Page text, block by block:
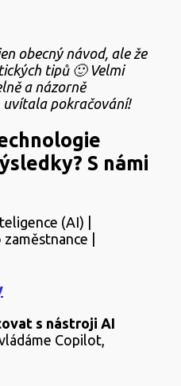
obecný návod, ale že
tipů 🙂 Velmi
a názorně
uvítala pokračování!
S námi
s nástroji AI
Copilot,